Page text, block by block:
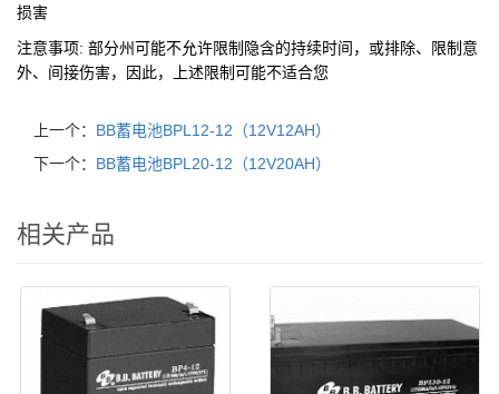
损害
注意事项: 部分州可能不允许限制隐含的持续时间，或排除、限制意
外、间接伤害，因此，上述限制可能不适合您
上一个： BB蓄电池BPL12-12（12V12AH）
下一个： BB蓄电池BPL20-12（12V20AH）
相关产品